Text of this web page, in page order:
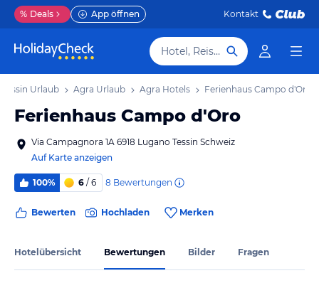
% Deals App öffnen Kontakt
Hotel, Reiseziel
Urlaub Agra Urlaub Agra Hotels Ferienhaus Campo d'Oro
Ferienhaus Campo d'Oro
Via Campagnora 1A 6918 Lugano Tessin Schweiz
Auf Karte anzeigen
100% 6 / 6 8 Bewertungen
Bewerten Hochladen Merken
Hotelübersicht Bewertungen Bilder Fragen